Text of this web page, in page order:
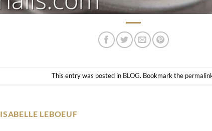
This entry was posted in BLOG. Bookmark the
ISABELLE LEBOEUF